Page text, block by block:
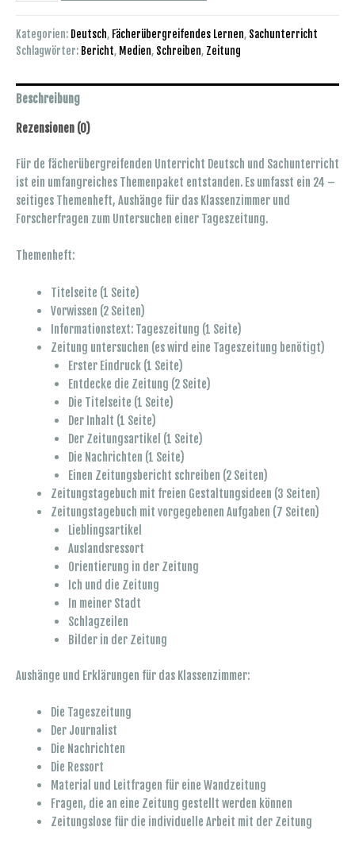
Bericht
Menge
Kategorien: Deutsch, Fächerübergreifendes Lernen, Sachunterricht
Schlagwörter: Bericht, Medien, Schreiben, Zeitung
Beschreibung
Rezensionen (0)
Für de fächerübergreifenden Unterricht Deutsch und Sachunterricht
ist ein umfangreiches Themenpaket entstanden. Es umfasst ein 24 –
seitiges Themenheft, Aushänge für das Klassenzimmer und
Forscherfragen zum Untersuchen einer Tageszeitung.
Themenheft:
Titelseite (1 Seite)
Vorwissen (2 Seiten)
Informationstext: Tageszeitung (1 Seite)
Zeitung untersuchen (es wird eine Tageszeitung benötigt)
Erster Eindruck (1 Seite)
Entdecke die Zeitung (2 Seite)
Die Titelseite (1 Seite)
Der Inhalt (1 Seite)
Der Zeitungsartikel (1 Seite)
Die Nachrichten (1 Seite)
Einen Zeitungsbericht schreiben (2 Seiten)
Zeitungstagebuch mit freien Gestaltungsideen (3 Seiten)
Zeitungstagebuch mit vorgegebenen Aufgaben (7 Seiten)
Lieblingsartikel
Auslandsressort
Orientierung in der Zeitung
Ich und die Zeitung
In meiner Stadt
Schlagzeilen
Bilder in der Zeitung
Aushänge und Erklärungen für das Klassenzimmer:
Die Tageszeitung
Der Journalist
Die Nachrichten
Die Ressort
Material und Leitfragen für eine Wandzeitung
Fragen, die an eine Zeitung gestellt werden können
Zeitungslose für die individuelle Arbeit mit der Zeitung